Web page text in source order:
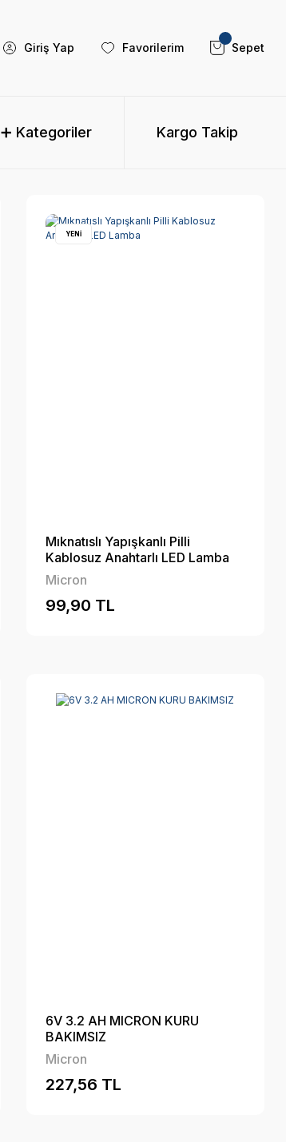
Giriş Yap Favorilerim Sepet
➕ Kategoriler Kargo Takip
YENİ
Mıknatıslı Yapışkanlı Pilli
Kablosuz Anahtarlı LED Lamba
Micron
99,90 TL
6V 3.2 AH MICRON KURU
BAKIMSIZ
Micron
227,56 TL